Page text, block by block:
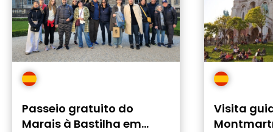
Passeio gratuito do
Marais à Bastilha em
Visita